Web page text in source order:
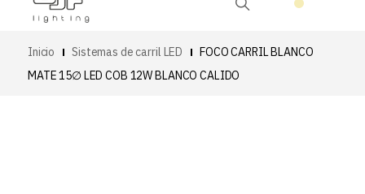
Inicio Sistemas de carril LED
FOCO CARRIL BLANCO
MATE 15∅ LED COB 12W BLANCO CALIDO